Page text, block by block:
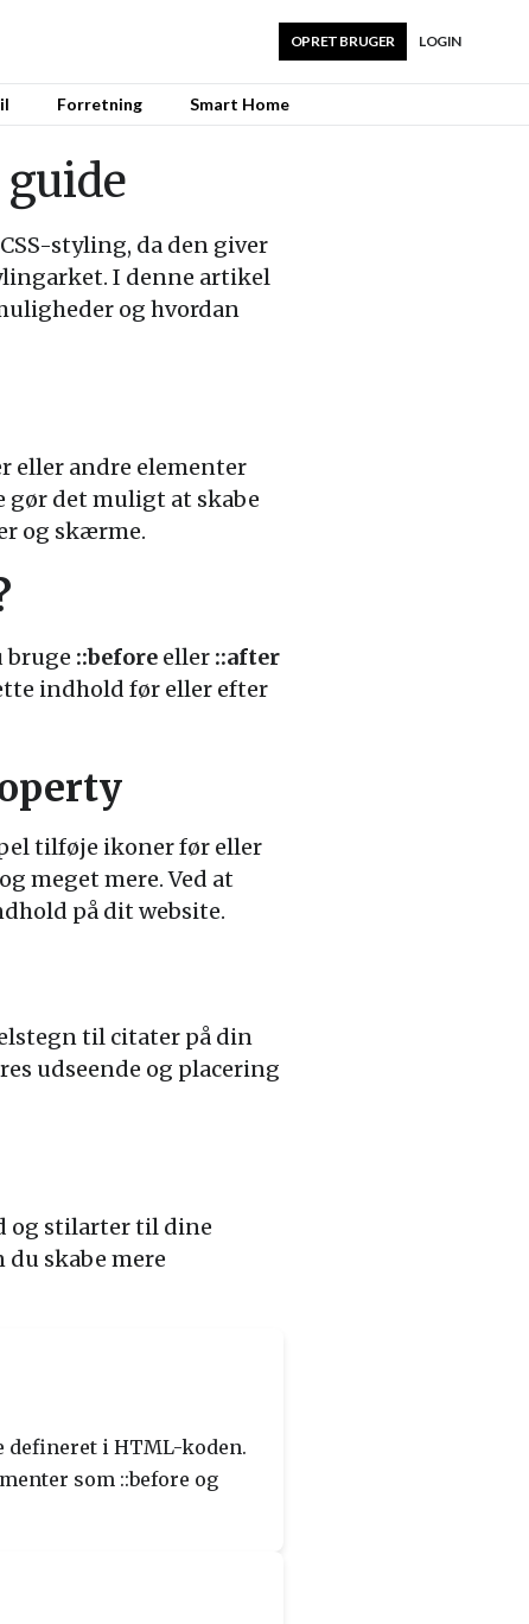
LOGIN
OPRET BRUGER
Forretning Smart Home
guide
styling, da den giver
I denne artikel
og hvordan
eller andre elementer
gør det muligt at skabe
og skærme.
bruge ::before eller ::after
indhold før eller efter
tilføje ikoner før eller
meget mere. Ved at
på dit website.
til citater på din
udseende og placering
og stilarter til dine
du skabe mere
defineret i HTML-koden.
som ::before og